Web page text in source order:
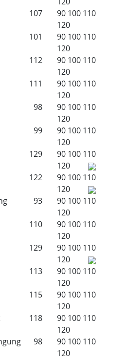
107 90 100 110
120
101 90 100 110
120
112 90 100 110
120
111 90 100 110
120
98 90 100 110
120
99 90 100 110
120
129 90 100 110
120
122 90 100 110
120
93 90 100 110
120
110 90 100 110
120
129 90 100 110
120
113 90 100 110
120
115 90 100 110
120
118 90 100 110
120
98 90 100 110
120